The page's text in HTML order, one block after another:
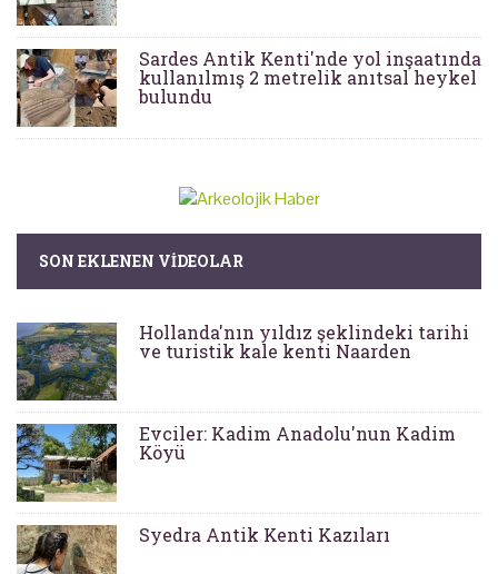
Sardes Antik Kenti'nde yol inşaatında
kullanılmış 2 metrelik anıtsal heykel
bulundu
SON EKLENEN VIDEOLAR
Hollanda'nın yıldız şeklindeki tarihi
ve turistik kale kenti Naarden
Evciler: Kadim Anadolu'nun Kadim
Köyü
Syedra Antik Kenti Kazıları